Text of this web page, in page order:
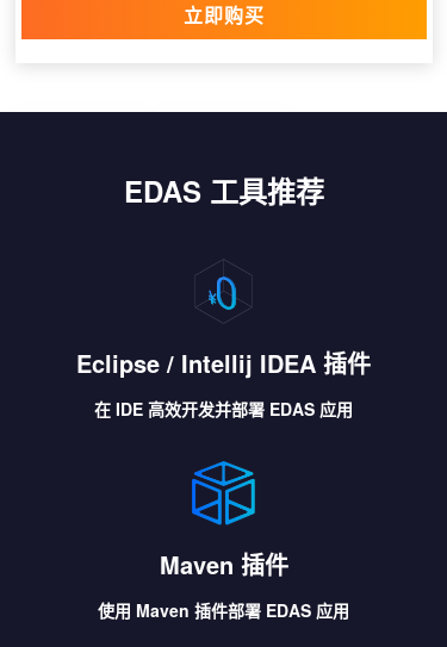
立即购买
EDAS 工具推荐
Eclipse / Intellij IDEA 插件
在 IDE 高效开发并部署 EDAS 应用
Maven 插件
使用 Maven 插件部署 EDAS 应用